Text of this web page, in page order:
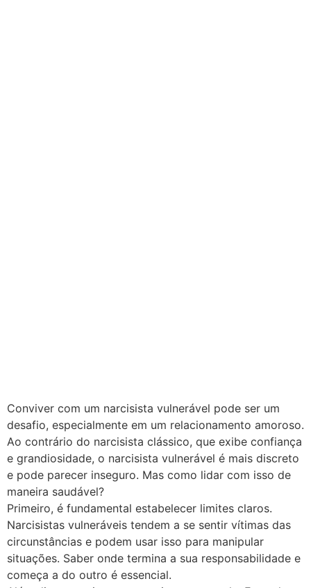
Conviver com um narcisista vulnerável pode ser um
desafio, especialmente em um relacionamento amoroso.
Ao contrário do narcisista clássico, que exibe confiança
e grandiosidade, o narcisista vulnerável é mais discreto
e pode parecer inseguro. Mas como lidar com isso de
maneira saudável?
Primeiro, é fundamental estabelecer limites claros.
Narcisistas vulneráveis tendem a se sentir vítimas das
circunstâncias e podem usar isso para manipular
situações. Saber onde termina a sua responsabilidade e
começa a do outro é essencial.